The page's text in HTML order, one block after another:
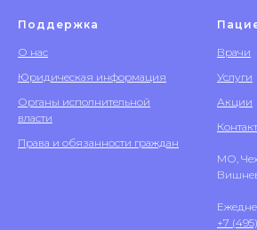
Поддержка
О нас
Юридическая информация
Органы исполнительной
власти
Права и обязанности граждан
Врачи
Услуги
Акции
МО,
+7